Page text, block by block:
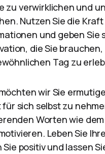
zu verwirklichen und
Nutzen Sie die
und geben Sie
die Sie brauchen,
Tag zu
wir Sie
sich selbst zu
Worten wie
Leben Sie
Sie positiv und lassen